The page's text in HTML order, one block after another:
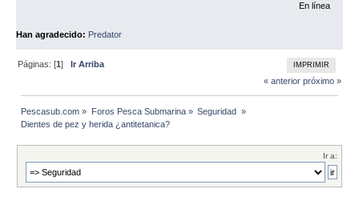
En línea
Han agradecido: Predator
IMPRIMIR
Páginas: [1]Ir Arriba
« anterior próximo »
Pescasub.com » Foros Pesca Submarina» Seguridad »
Dientes de pez y herida ¿antitetanica?
Ir a: